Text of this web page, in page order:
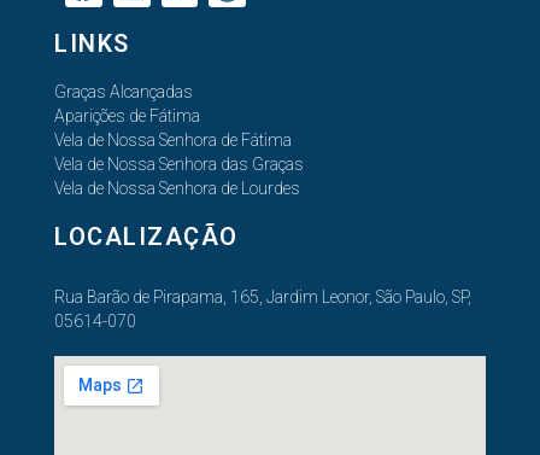
LINKS
Graças Alcançadas
Aparições de Fátima
Vela de Nossa Senhora de Fátima
Vela de Nossa Senhora das Graças
Vela de Nossa Senhora de Lourdes
LOCALIZAÇÃO
Rua Barão de Pirapama, 165, Jardim Leonor, São Paulo, SP,
05614-070